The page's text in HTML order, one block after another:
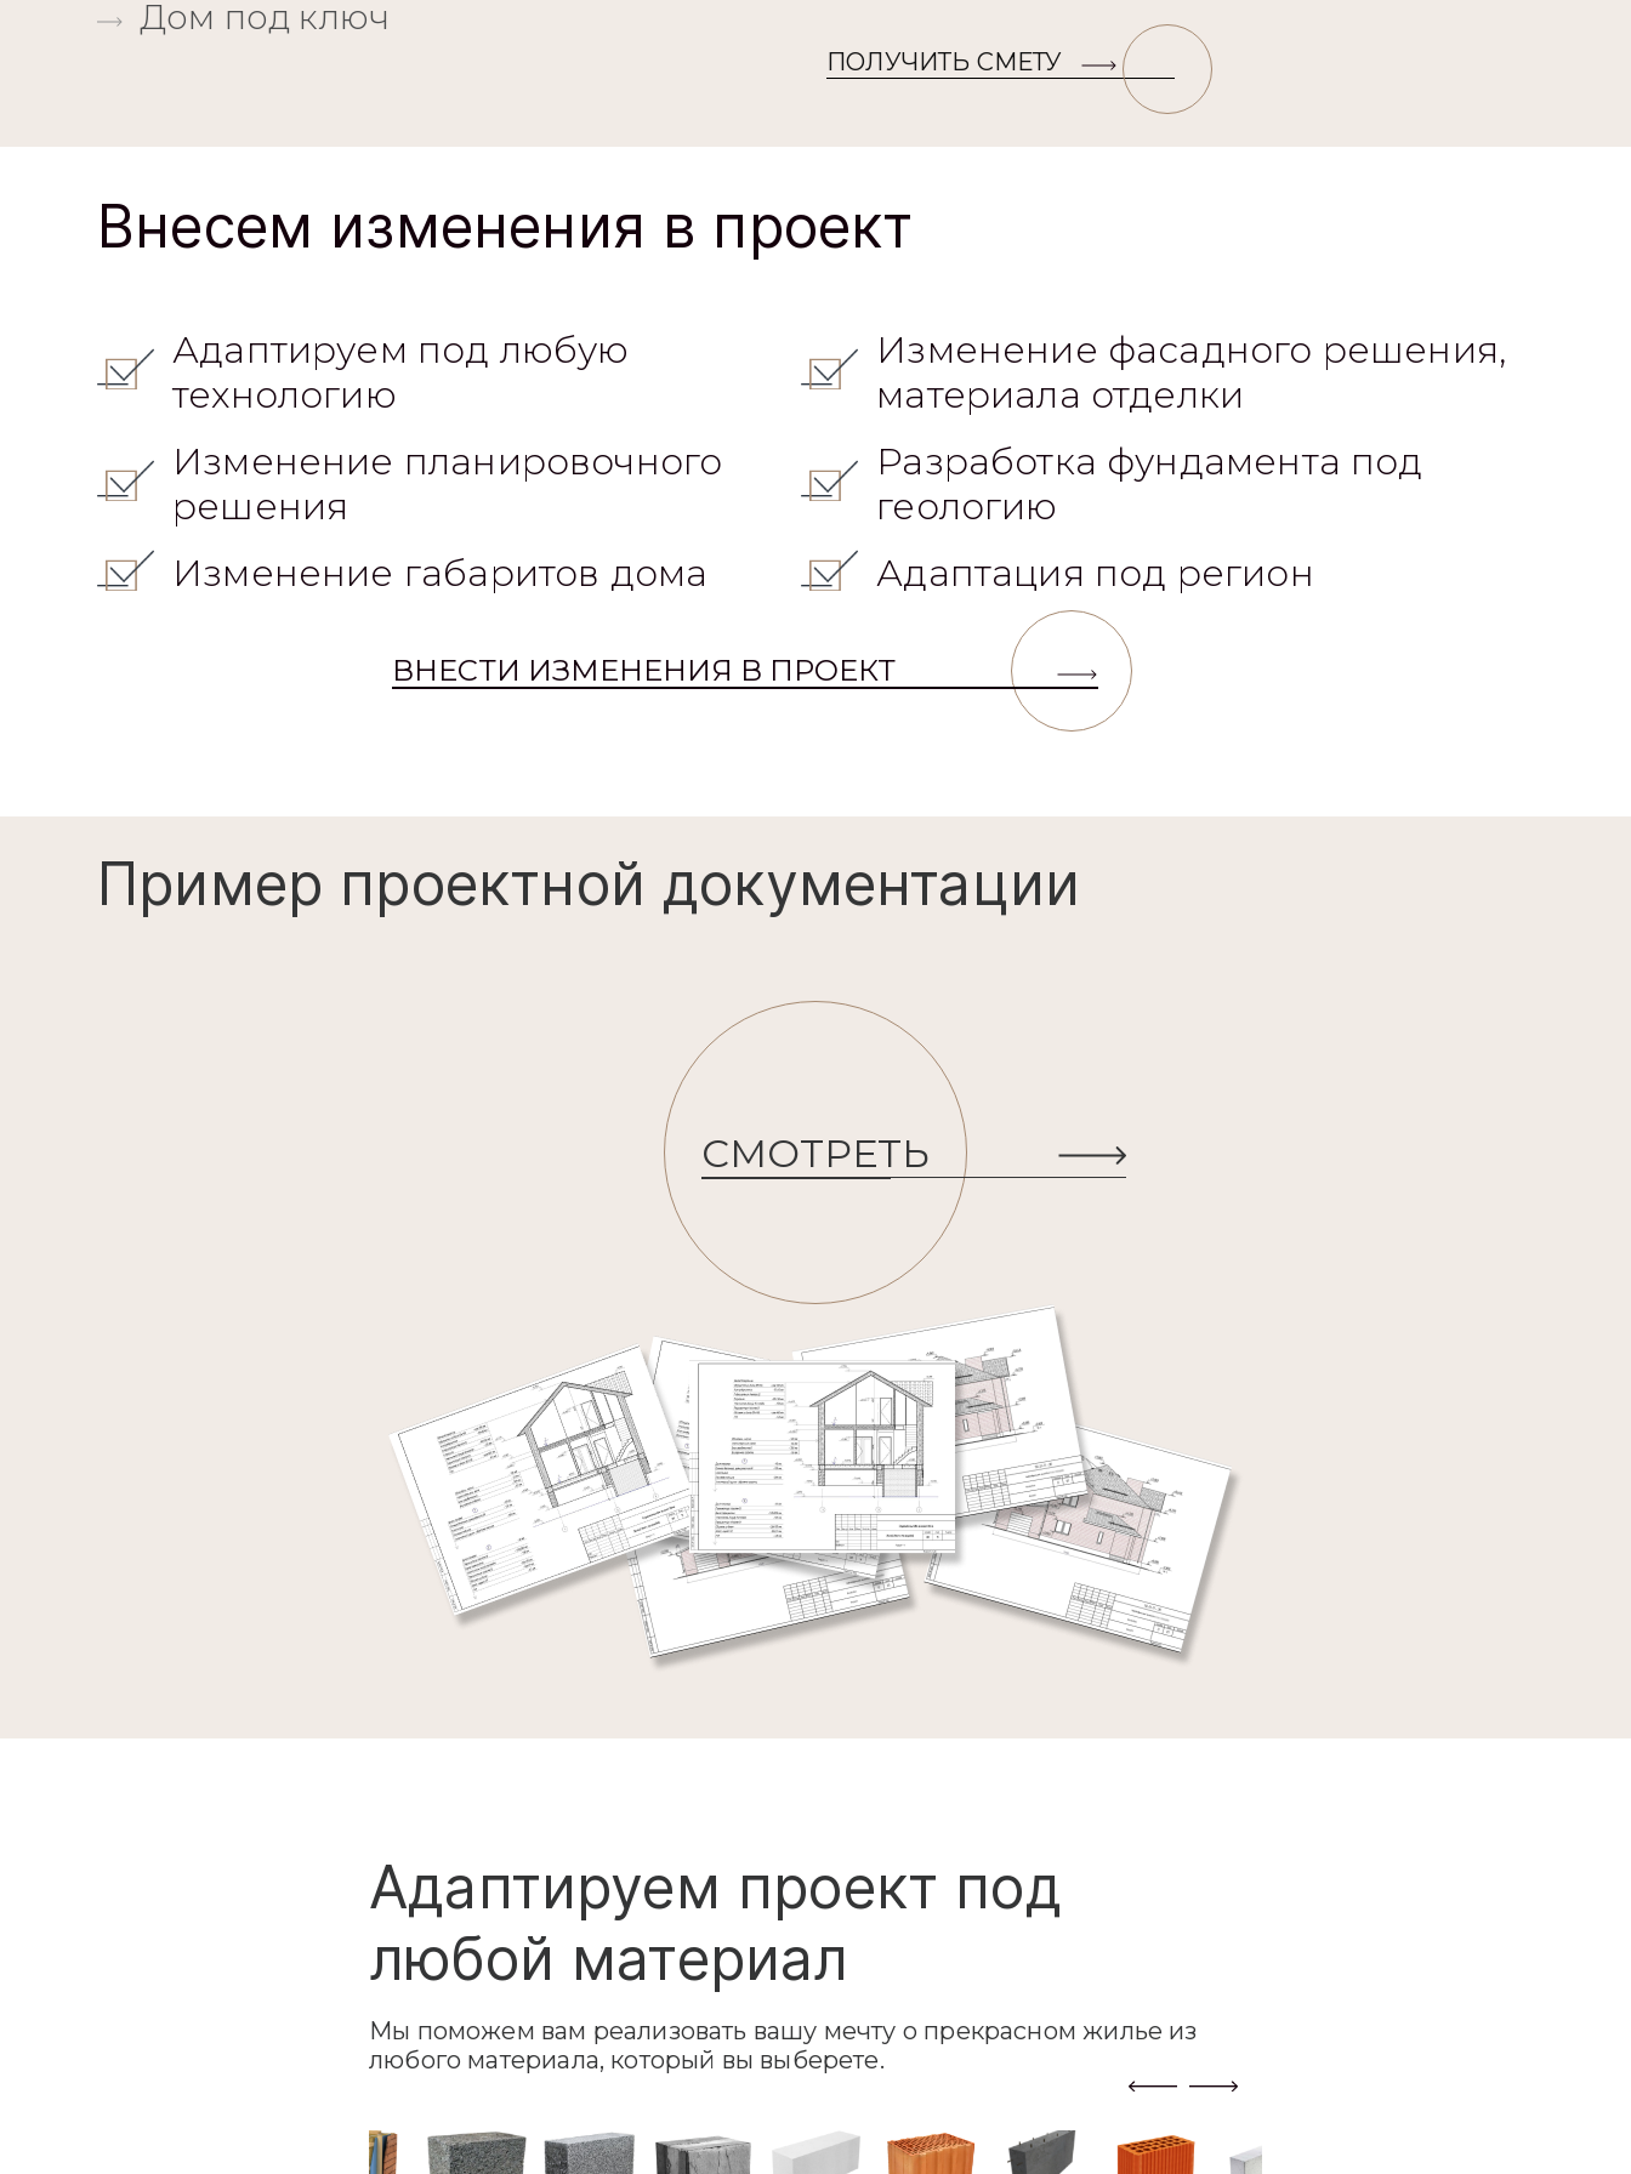
Дом под ключ
ПОЛУЧИТЬ СМЕТУ
Внесем изменения в проект
Адаптируем под любую
технологию
Изменение планировочного
решения
Изменение габаритов дома
Изменение фасадного решения,
материала отделки
Разработка фундамента под
геологию
Адаптация под регион
ВНЕСТИ ИЗМЕНЕНИЯ В ПРОЕКТ
Пример проектной документации
СМОТРЕТЬ
Адаптируем проект под
любой материал
Мы поможем вам реализовать вашу мечту о прекрасном жилье из
любого материала, который вы выберете.